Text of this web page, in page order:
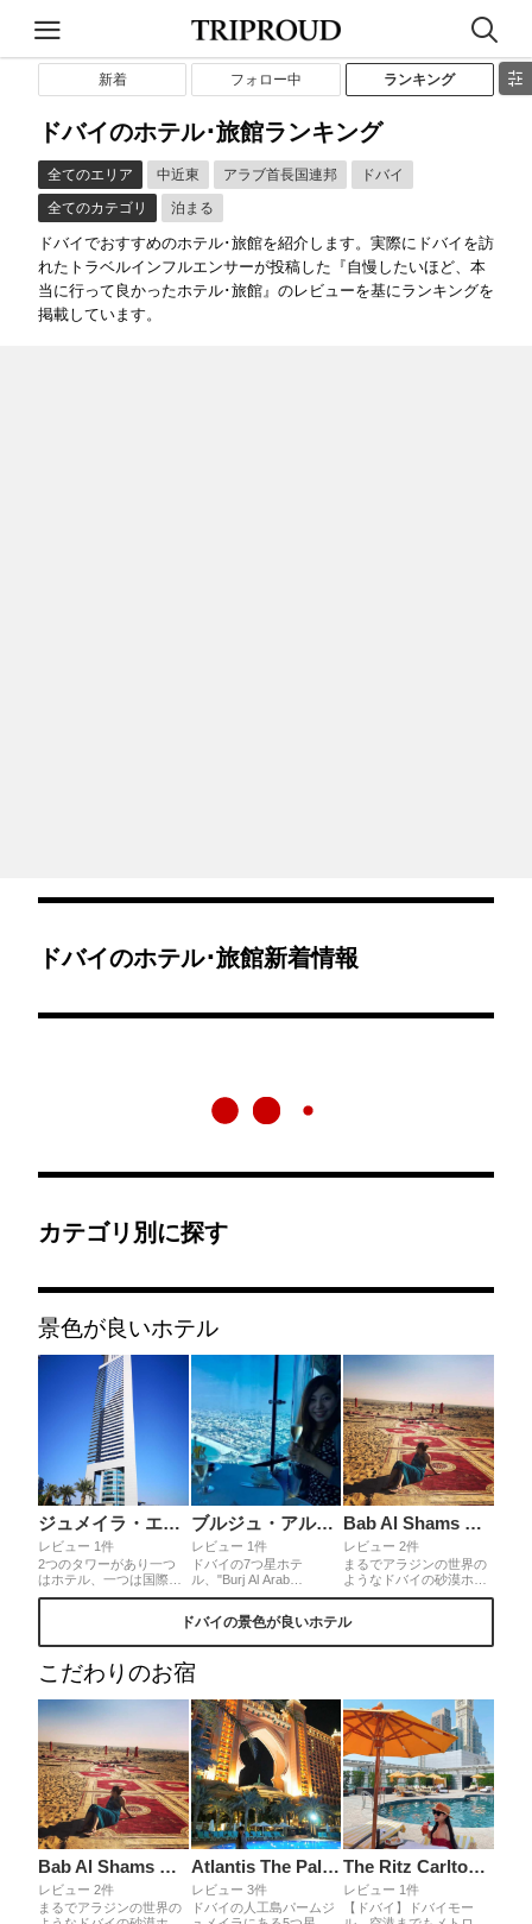
新着 フォロー中 ランキング
ドバイのホテル･旅館ランキング
全てのエリア 中近東 アラブ首長国連邦
ドバイ
全てのカテゴリ
泊まる
ドバイでおすすめのホテル･旅館を紹介します。実際にドバイを訪
れたトラベルインフルエンサーが投稿した『自慢したいほど、本
当に行って良かったホテル･旅館』のレビューを基にランキングを
掲載しています。
ドバイのホテル･旅館新着情報
カテゴリ別に探す
景色が良いホテル
ジュメイラ・エミレーツ・タワーズ
レビュー 1件
2つのタワーがあり一つ
はホテル、一つは国際会
議などで使われるtower。
も高いブュッフェ。
ブルジュ・アル・アラブ・ジュメイラ
レビュー 1件
ドバイの7つ星ホテ
ル、"Burj Al Arab
Jumeirah✨"❣️ホテルは宿
すが、レストラン利用で
る"SkyviewBar🥂"💓絶景
の中、ドバイらしいデー
ツのデザート等を楽しみ
ながらラグジュアリーな
時間が過ごせます🥰
Bab Al Shams Desert Resort & Spa
レビュー 2件
まるでアラジンの世界の
ようなドバイの砂漠ホテ
ル"Bab Al Shams Desert
からは広大な砂漠が眺め
ドバイの景色が良いホテル
こだわりのお宿
Bab Al Shams Desert Resort & Spa
レビュー 2件
まるでアラジンの世界の
Atlantis The Palm Dubai
レビュー 3件
ドバイの人工島パームジ
The Ritz Carlton DIFC
レビュー 1件
【ドバイ】ドバイモー